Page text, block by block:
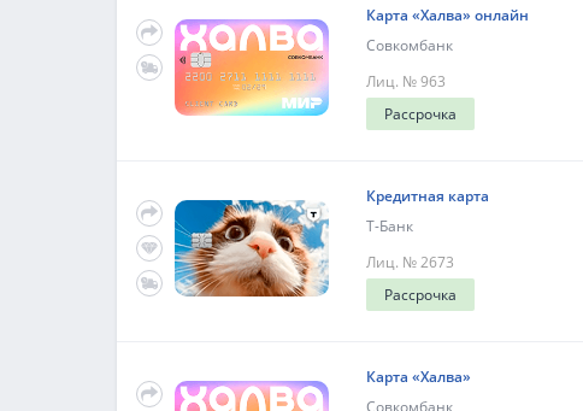
Карта «Халва» онлайн
Совкомбанк
Лиц. № 963
Рассрочка
Кредитная карта
Т-Банк
Лиц. № 2673
Рассрочка
Карта «Халва»
Совкомбанк